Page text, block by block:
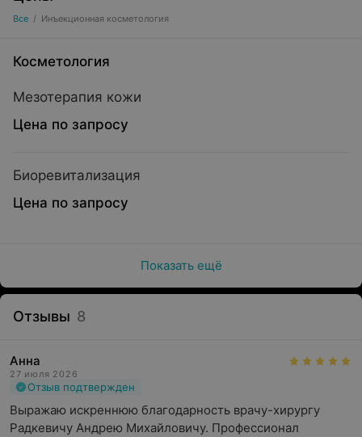
Все / Инъекционная косметология
Косметология
Мезотерапия кожи
Цена по запросу
Биоревитализация
Цена по запросу
Показать ещё
Отзывы 8
Анна
27 июля 2026
Отзыв подтвержден
Выражаю искреннюю благодарность врачу-хирургу
Радкевичу Андрею Михайловичу. Профессионал